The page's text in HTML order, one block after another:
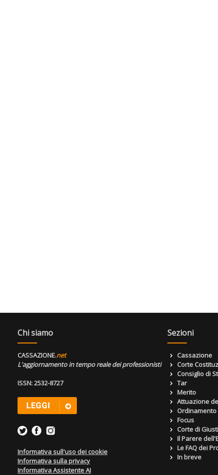
Chi siamo
CASSAZIONE.net
L'aggiornamento in tempo reale dei professionisti
ISSN: 2532-8727
Informativa sull'uso dei cookie
Informativa sulla privacy
Informativa Assistente AI
Sezioni
Cassazione
Corte
Consiglio di
Tar
Merito
Attuazione
Focus
Corte di
Il Parere
Le FAQ dei
In breve